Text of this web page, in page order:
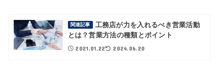
関連記事
工務店が力を入れるべき営業活動
とは？営業方法の種類とポイント
2021.01.22 2024.06.20